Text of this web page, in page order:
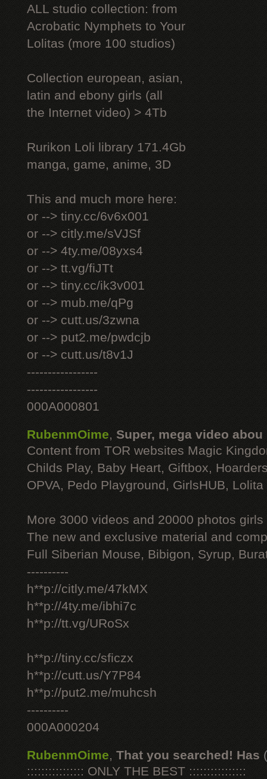
ALL studio collection: from
Acrobatic Nymрhеts to Your
Lоlitаs (more 100 studios)
Collection european, asian,
latin and ebony girls (all
the Internet video) > 4Tb
Rurikon Lоli library 171.4Gb
manga, game, anime, 3D
This and much more here:
or --> tiny.cc/6v6x001
or --> citly.me/sVJSf
or --> 4ty.me/08yxs4
or --> tt.vg/fiJTt
or --> tiny.cc/ik3v001
or --> mub.me/qPg
or --> cutt.us/3zwna
or --> put2.me/pwdcjb
or --> cutt.us/t8v1J
-----------------
-----------------
000A000801
RubenmOime, Super, mega video abou
Content from TOR websites Magic
Childs Play, Baby Heart, Giftbox,
OPVA, Pedo Playground, GirlsHUB, Lolita
More 3000 videos and 20000 photos
The new and exclusive material and
Full Siberian Mouse, Bibigon, Syrup,
----------
h**p://citly.me/47kMX
h**p://4ty.me/ibhi7c
h**p://tt.vg/URoSx
h**p://tiny.cc/sficzx
h**p://cutt.us/Y7P84
h**p://put2.me/muhcsh
----------
000A000204
RubenmOime, That you searched! Has
:::::::::::::::: ONLY THE BEST ::::::::::::::::